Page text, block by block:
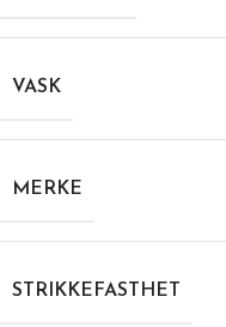
VASK
MERKE
STRIKKEFASTHET